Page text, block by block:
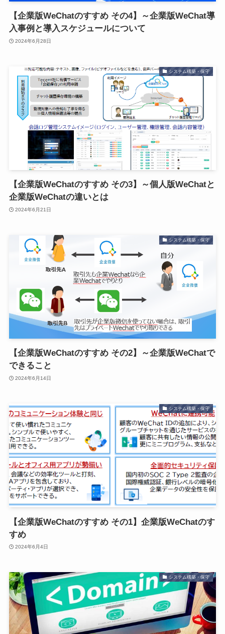
【企業版WeChatのすすめ その4】～企業版WeChat導
入事例と導入スケジュールについて
2024年6月28日
システム構築・保守
【企業版WeChatのすすめ その3】～個人版WeChatと
企業版WeChatの違いとは
2024年6月21日
システム構築・保守
【企業版WeChatのすすめ その2】～企業版WeChatで
できること
2024年6月14日
システム構築・保守
【企業版WeChatのすすめ その1】企業版WeChatのす
すめ
2024年6月4日
システム構築・保守